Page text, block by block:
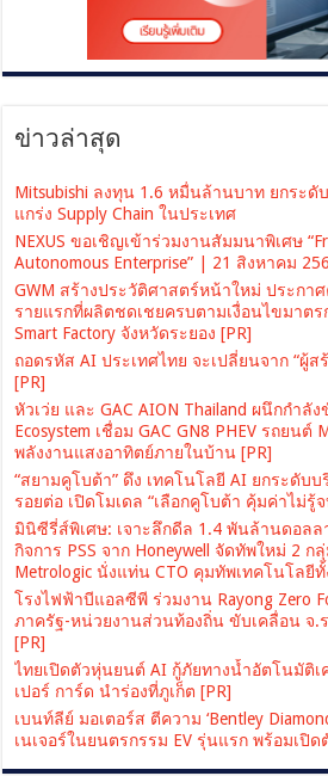
ข่าวล่าสุด
Mitsubishi ลงทุน 1.6 หมื่นล้านบาท ยกระดั
แกร่ง Supply Chain ในประเทศ
NEXUS ขอเชิญเข้าร่วมงานสัมมนาพิเศษ
Autonomous Enterprise” | 21 สิงหาคม
GWM สร้างประวัติศาสตร์หน้าใหม่ ประกา
รายแรกที่ผลิตชดเชยครบตามเงื่อนไขมาตร
Smart Factory จังหวัดระยอง [PR]
ถอดรหัส AI ประเทศไทย จะเปลี่ยนจาก “ผู้สร้
[PR]
หัวเว่ย และ GAC AION Thailand ผนึกกำลั
Ecosystem เชื่อม GAC GN8 PHEV รถยนต์
พลังงานแสงอาทิตย์ภายในบ้าน [PR]
“สยามคูโบต้า” ดึง เทคโนโลยี AI ยกระดับ
รอยต่อ เปิดโมเดล “เลือกคูโบต้า คุ้มค่าไม่รู้จ
มินิซีรี่ส์พิเศษ: เจาะลึกดีล 1.4 พันล้านดอล
กิจการ PSS จาก Honeywell จัดทัพใหม่ 2
Metrologic นั่งแท่น CTO คุมทัพเทคโนโลยีทั้
โรงไฟฟ้าบีแอลซีพี ร่วมงาน Rayong Zero
ภาครัฐ-หน่วยงานส่วนท้องถิ่น ขับเคลื่อน จ.
[PR]
ไทยเปิดตัวหุ่นยนต์ AI กู้ภัยทางน้ำอัตโนมัติเ
เปอร์ การ์ด นำร่องที่ภูเก็ต [PR]
เบนท์ลีย์ มอเตอร์ส ตีความ ‘Bentley
เนเจอร์ในยนตรกรรม EV รุ่นแรก พร้อมเปิ